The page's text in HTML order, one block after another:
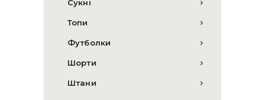
Сукні
Топи
Футболки
Шорти
Штани